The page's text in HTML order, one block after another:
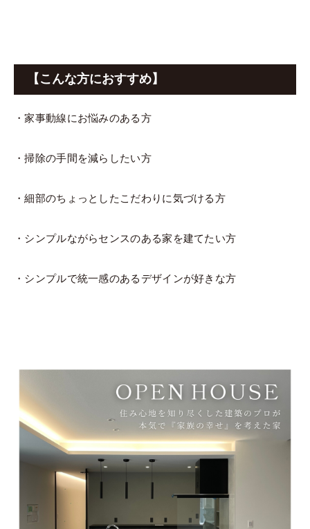
【こんな方におすすめ】
・家事動線にお悩みのある方
・掃除の手間を減らしたい方
・細部のちょっとしたこだわりに気づける方
・シンプルながらセンスのある家を建てたい方
・シンプルで統一感のあるデザインが好きな方